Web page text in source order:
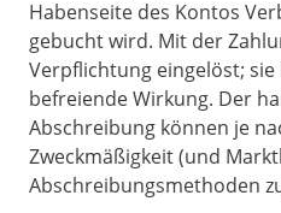
Habenseite des Kontos
gebucht wird. Mit der
Verpflichtung eingelöst;
befreiende Wirkung. Der
Abschreibung können je
Zweckmäßigkeit (und
Abschreibungsmethoden